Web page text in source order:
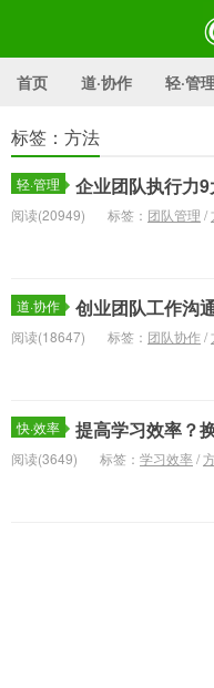
首页 道·协作 轻·管
标签：方法
轻·管理 企业团队执行力
阅读(20949)
标签： 团队管理 /
道·协作 创业团队工作沟
阅读(18647)
标签： 团队协作 /
快·效率 提高学习效率？
阅读(3649)
标签： 学习效率/